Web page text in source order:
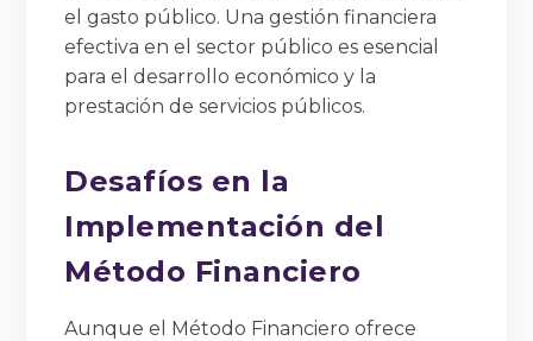
el gasto público. Una gestión financiera
efectiva en el sector público es esencial
para el desarrollo económico y la
prestación de servicios públicos.
Desafíos en la
Implementación del
Método Financiero
Aunque el Método Financiero ofrece